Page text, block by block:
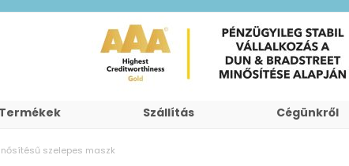
Termékek Szállítás Cégünkről
szelepes maszk